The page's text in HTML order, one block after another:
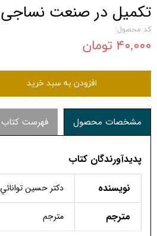
تکمیل در صنعت نساجی
کد محصول:
۴۰,۰۰۰ تومان
افزودن به سبد خرید
مشخصات محصول فهرست کتاب
پدیدآورندگان کتاب
نویسنده
دكتر حسين توانائي
مترجم مترجم